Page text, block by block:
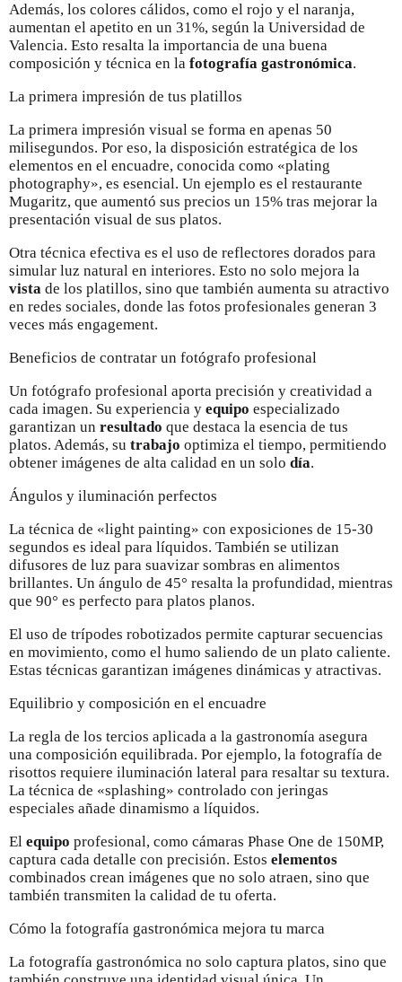
Además, los colores cálidos, como el rojo y el naranja,
aumentan el apetito en un 31%, según la Universidad de
Valencia. Esto resalta la importancia de una buena
composición y técnica en la fotografía gastronómica.
La primera impresión de tus platillos
La primera impresión visual se forma en apenas 50
milisegundos. Por eso, la disposición estratégica de los
elementos en el encuadre, conocida como «plating
photography», es esencial. Un ejemplo es el restaurante
Mugaritz, que aumentó sus precios un 15% tras mejorar la
presentación visual de sus platos.
Otra técnica efectiva es el uso de reflectores dorados para
simular luz natural en interiores. Esto no solo mejora la
vista de los platillos, sino que también aumenta su atractivo
en redes sociales, donde las fotos profesionales generan 3
veces más engagement.
Beneficios de contratar un fotógrafo profesional
Un fotógrafo profesional aporta precisión y creatividad a
cada imagen. Su experiencia y equipo especializado
garantizan un resultado que destaca la esencia de tus
platos. Además, su trabajo optimiza el tiempo, permitiendo
obtener imágenes de alta calidad en un solo día.
Ángulos y iluminación perfectos
La técnica de «light painting» con exposiciones de 15-30
segundos es ideal para líquidos. También se utilizan
difusores de luz para suavizar sombras en alimentos
brillantes. Un ángulo de 45° resalta la profundidad, mientras
que 90° es perfecto para platos planos.
El uso de trípodes robotizados permite capturar secuencias
en movimiento, como el humo saliendo de un plato caliente.
Estas técnicas garantizan imágenes dinámicas y atractivas.
Equilibrio y composición en el encuadre
La regla de los tercios aplicada a la gastronomía asegura
una composición equilibrada. Por ejemplo, la fotografía de
risottos requiere iluminación lateral para resaltar su textura.
La técnica de «splashing» controlado con jeringas
especiales añade dinamismo a líquidos.
El equipo profesional, como cámaras Phase One de 150MP,
captura cada detalle con precisión. Estos elementos
combinados crean imágenes que no solo atraen, sino que
también transmiten la calidad de tu oferta.
Cómo la fotografía gastronómica mejora tu marca
La fotografía gastronómica no solo captura platos, sino que